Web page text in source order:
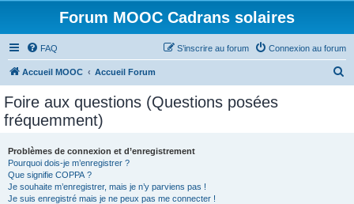
Forum MOOC Cadrans solaires
FAQ Connexion au forum
S’inscrire au forum
Accueil MOOC Accueil Forum
Foire aux questions (Questions posées
fréquemment)
Problèmes de connexion et d’enregistrement
Pourquoi dois-je m’enregistrer ?
Que signifie COPPA ?
Je souhaite m’enregistrer, mais je n’y parviens pas !
Je suis enregistré mais je ne peux pas me connecter !